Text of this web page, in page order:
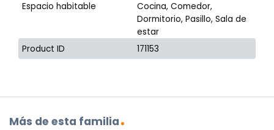
Espacio habitable
Cocina, Comedor,
Dormitorio, Pasillo, Sala de
estar
Product ID
171153
Más de esta familia